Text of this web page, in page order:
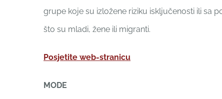
grupe koje su izložene riziku isključenosti ili sa
što su mladi, žene ili migranti.
Posjetite web-stranicu
MODE